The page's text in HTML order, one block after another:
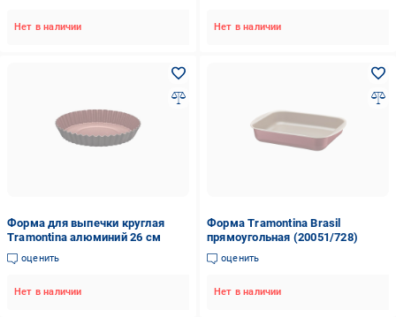
Нет в наличии Нет в наличии
Форма для выпечки круглая
Tramontina алюминий 26 см
оценить
Нет в наличии
Форма Tramontina Brasil
прямоугольная (20051/728)
оценить
Нет в наличии